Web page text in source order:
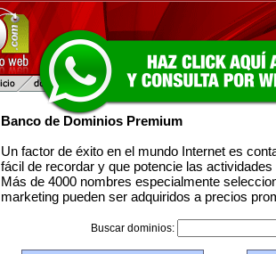
Banco de Dominios Premium
Un factor de éxito en el mundo Internet es
fácil de recordar y que potencie las
Más de 4000 nombres especialmente
marketing pueden ser adquiridos a precios
Buscar dominios: